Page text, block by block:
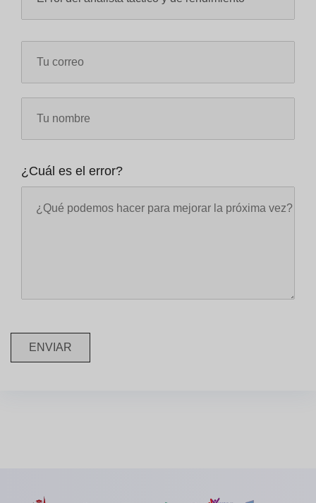
¿Cuál es el error?
ENVIAR